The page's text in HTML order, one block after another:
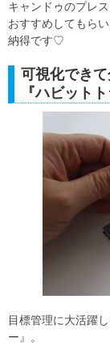
キャンドゥのプレ
おすすめしてもら
納得です♡
可視化でき
『ハビット
目標管理に大活躍
ー』。